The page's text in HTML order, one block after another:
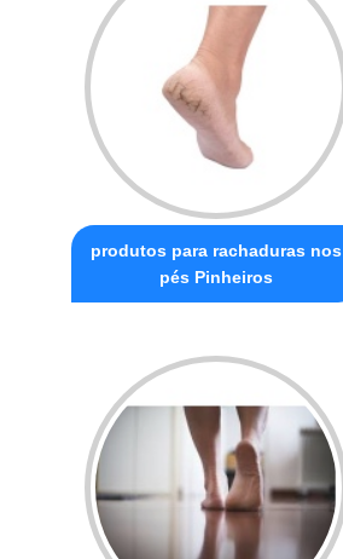
produtos para rachaduras nos
pés Pinheiros